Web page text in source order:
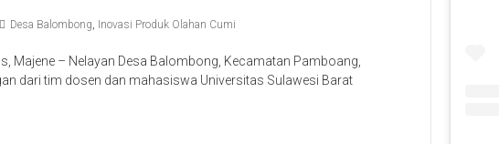
Desa Balombong, Inovasi Produk Olahan Cumi
Majene – Nelayan Desa Balombong, Kecamatan Pamboang,
dari tim dosen dan mahasiswa Universitas Sulawesi Barat